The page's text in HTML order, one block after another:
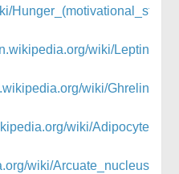
Hunger_(motivational_state)
wiki/Leptin
wiki/Ghrelin
wiki/Adipocyte
wiki/Arcuate_nucleus